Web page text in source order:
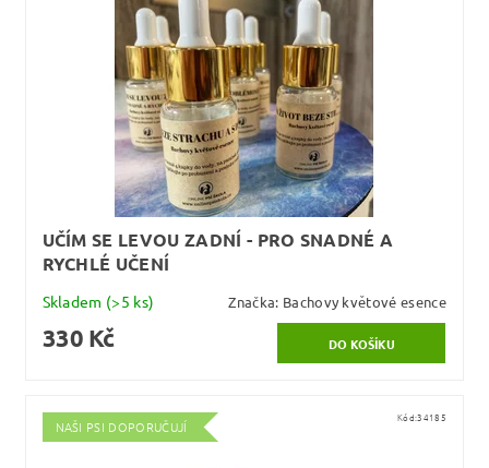
UČÍM SE LEVOU ZADNÍ - PRO SNADNÉ A
RYCHLÉ UČENÍ
Skladem (>5 ks) Značka: Bachovy květové esence
330 Kč
NAŠI PSI DOPORUČUJÍ
Kód:34185